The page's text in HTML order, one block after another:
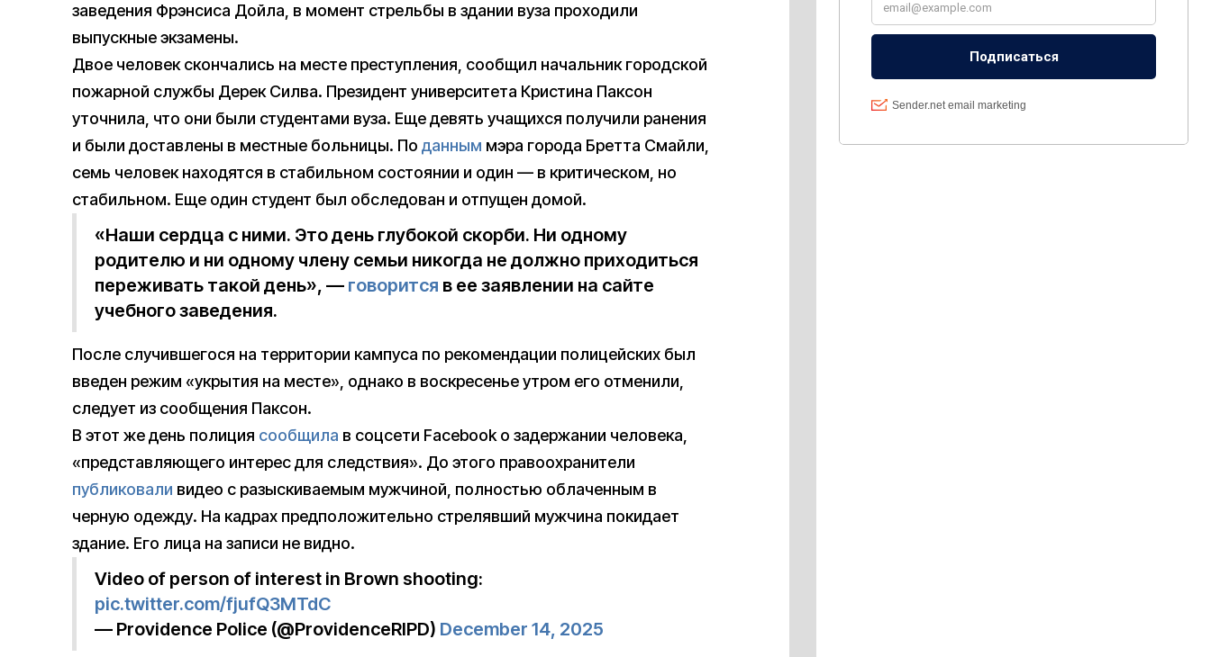
заведения Фрэнсиса Дойла, в момент стрельбы в здании вуза проходили
выпускные экзамены.
Двое человек скончались на месте преступления, сообщил начальник городской
пожарной службы Дерек Силва. Президент университета Кристина Паксон
уточнила, что они были студентами вуза. Еще девять учащихся получили ранения
и были доставлены в местные больницы. По данным мэра города Бретта Смайли,
семь человек находятся в стабильном состоянии и один — в критическом, но
стабильном. Еще один студент был обследован и отпущен домой.
«Наши сердца с ними. Это день глубокой скорби. Ни одному
родителю и ни одному члену семьи никогда не должно приходиться
переживать такой день», — говорится в ее заявлении на сайте
учебного заведения.
После случившегося на территории кампуса по рекомендации полицейских был
введен режим «укрытия на месте», однако в воскресенье утром его отменили,
следует из сообщения Паксон.
В этот же день полиция сообщила в соцсети Facebook о задержании человека,
«представляющего интерес для следствия». До этого правоохранители
публиковали видео с разыскиваемым мужчиной, полностью облаченным в
черную одежду. На кадрах предположительно стрелявший мужчина покидает
здание. Его лица на записи не видно.
Video of person of interest in Brown shooting:
pic.twitter.com/fjufQ3MTdC
— Providence Police (@ProvidenceRIPD) December 14, 2025